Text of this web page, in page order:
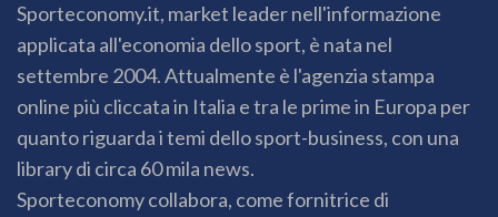
Sporteconomy.it, market leader nell'informazione
applicata all'economia dello sport, è nata nel
settembre 2004. Attualmente è l'agenzia stampa
online più cliccata in Italia e tra le prime in Europa per
quanto riguarda i temi dello sport-business, con una
library di circa 60 mila news.
Sporteconomy collabora, come fornitrice di